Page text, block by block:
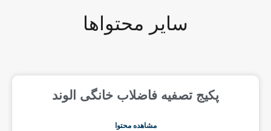
سایر محتواها
پکیج تصفیه فاضلاب خانگی الوند
مشاهده محتوا